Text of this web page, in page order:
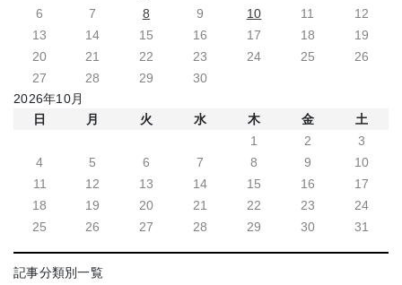
6
7 8 9 10 11
12
13
14 15 16 17 18
19
20
21 22 23 24 25
26
27
28 29
30
2026年10月
日
月 火 水 木 金
土
1
2
3
4
5 6 7 8 9
10
11
12 13 14 15 16
17
18
19 20 21 22 23
24
25
26 27 28 29 30 31
記事分類別一覧